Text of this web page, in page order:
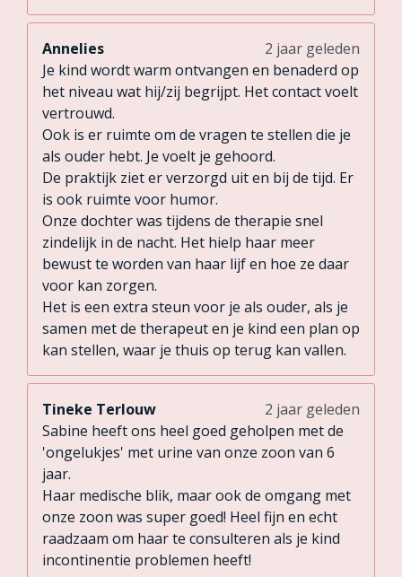
Annelies
2 jaar geleden
Je kind wordt warm ontvangen en benaderd op
het niveau wat hij/zij begrijpt. Het contact voelt
vertrouwd.
Ook is er ruimte om de vragen te stellen die je
als ouder hebt. Je voelt je gehoord.
De praktijk ziet er verzorgd uit en bij de tijd. Er
is ook ruimte voor humor.
Onze dochter was tijdens de therapie snel
zindelijk in de nacht. Het hielp haar meer
bewust te worden van haar lijf en hoe ze daar
voor kan zorgen.
Het is een extra steun voor je als ouder, als je
samen met de therapeut en je kind een plan op
kan stellen, waar je thuis op terug kan vallen.
Tineke Terlouw
2 jaar geleden
Sabine heeft ons heel goed geholpen met de
'ongelukjes' met urine van onze zoon van 6
jaar.
Haar medische blik, maar ook de omgang met
onze zoon was super goed! Heel fijn en echt
raadzaam om haar te consulteren als je kind
incontinentie problemen heeft!